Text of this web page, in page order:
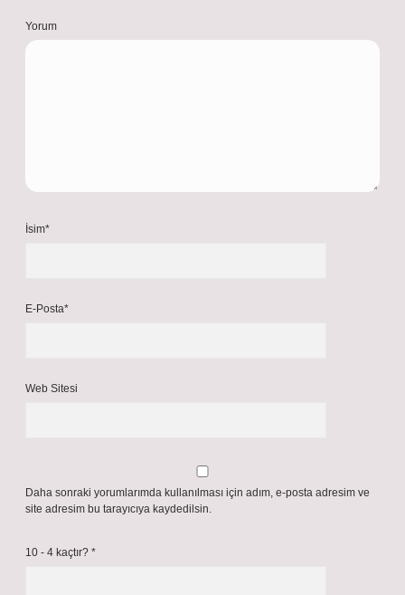
Yorum
İsim*
E-Posta*
Web Sitesi
Daha sonraki yorumlarımda kullanılması için adım, e-posta adresim ve
site adresim bu tarayıcıya kaydedilsin.
10 - 4 kaçtır? *